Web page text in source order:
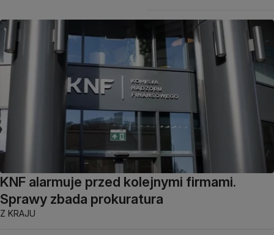
KNF alarmuje przed kolejnymi firmami.
Sprawy zbada prokuratura
Z KRAJU